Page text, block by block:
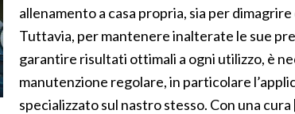
allenamento a casa propria, sia per
Tuttavia, per mantenere inalterate le sue
garantire risultati ottimali a ogni utilizzo, è
manutenzione regolare, in particolare
specializzato sul nastro stesso. Con una